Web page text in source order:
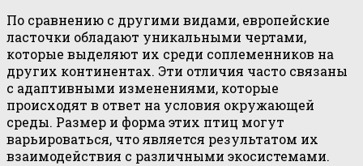
По сравнению с другими видами, европейские
ласточки обладают уникальными чертами,
которые выделяют их среди соплеменников на
других континентах. Эти отличия часто связаны
с адаптивными изменениями, которые
происходят в ответ на условия окружающей
среды. Размер и форма этих птиц могут
варьироваться, что является результатом их
взаимодействия с различными экосистемами.